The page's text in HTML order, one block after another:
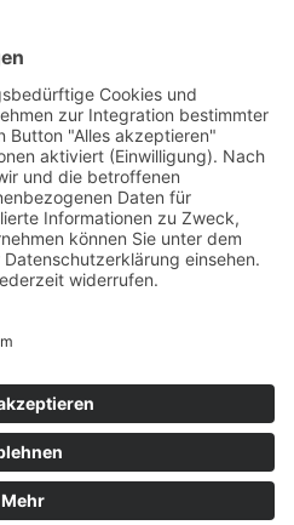
Datenschutzerklärung